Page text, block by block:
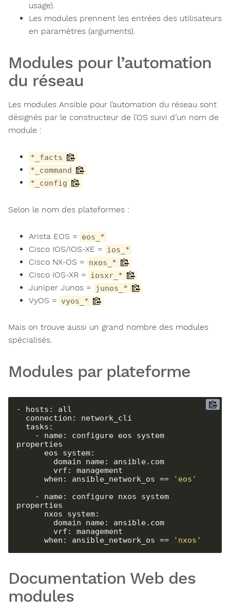
usage).
Les modules prennent les entrées des utilisateurs
en paramètres (arguments).
Modules pour l’automation
du réseau
Les modules Ansible pour l’automation du réseau sont
désignés par le constructeur de l’OS suivi d’un nom de
module :
*_facts
*_command
*_config
Selon le nom des plateformes :
Arista EOS = eos_*
Cisco IOS/IOS-XE = ios_*
Cisco NX-OS = nxos_*
Cisco IOS-XR = iosxr_*
Juniper Junos = junos_*
VyOS = vyos_*
Mais on trouve aussi un grand nombre des modules
spécialisés.
Modules par plateforme
- hosts: all
properties
      when: ansible_network_os ==
'eos'
properties
      when: ansible_network_os ==
'nxos'
Documentation Web des
modules